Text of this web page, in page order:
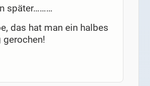
später………
das hat man ein halbes
gerochen!